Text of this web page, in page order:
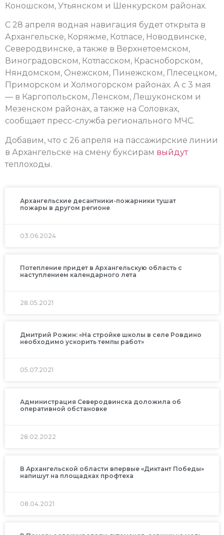
Коношском, Утьянском и Шенкурском районах.
С 28 апреля водная навигация будет открыта в
Архангельске, Коряжме, Котласе, Новодвинске,
Северодвинске, а также в Верхнетоемском,
Виноградовском, Котласском, Красноборском,
Няндомском, Онежском, Пинежском, Плесецком,
Приморском и Холмогорском районах. А с 3 мая
— в Каргопольском, Ленском, Лешуконском и
Мезенском районах, а также на Соловках,
сообщает пресс-служба регионального МЧС.
Добавим, что с 26 апреля на пассажирские линии
в Архангельске на смену буксирам выйдут
теплоходы.
Архангельские десантники-пожарники тушат
пожары в другом регионе
03.06.2024
Потепление придет в Архангельскую область с
наступлением календарного лета
28.05.2021
Дмитрий Рожин: «На стройке школы в селе Ровдино
необходимо ускорить темпы работ»
05.07.2021
Администрация Северодвинска доложила об
оперативной обстановке
28.02.2022
В Архангельской области впервые «Диктант Победы»
напишут на площадках профтеха
08.04.2021